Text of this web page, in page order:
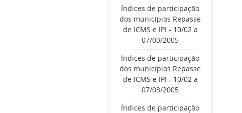
Índices de participação
dos municípios Repasse
de ICMS e IPI - 10/02 a
07/03/2005
Índices de participação
dos municípios Repasse
de ICMS e IPI - 10/02 a
07/03/2005
Índices de participação